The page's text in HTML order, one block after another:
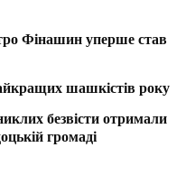
Фінашин уперше став
шашкістів року
безвісти отримали
громаді